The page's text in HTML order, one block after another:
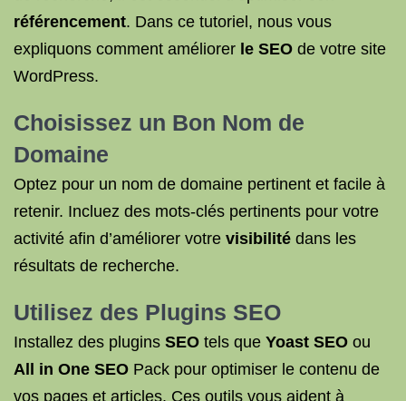
référencement. Dans ce tutoriel, nous vous
expliquons comment améliorer le SEO de votre site
WordPress.
Choisissez un Bon Nom de
Domaine
Optez pour un nom de domaine pertinent et facile à
retenir. Incluez des mots-clés pertinents pour votre
activité afin d’améliorer votre visibilité dans les
résultats de recherche.
Utilisez des Plugins SEO
Installez des plugins SEO tels que Yoast SEO ou
All in One SEO Pack pour optimiser le contenu de
vos pages et articles. Ces outils vous aident à